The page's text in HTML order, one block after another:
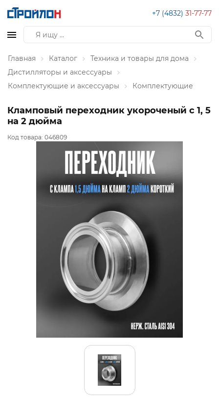
+7 (4832) 31-77-77
Главная Каталог
Техника и товары для дома
Дистилляторы и аксессуары
Комплектующие и аксессуары
Комплектующие
Кламповый переходник укороченый с 1, 5
на 2 дюйма
Код товара: 046809